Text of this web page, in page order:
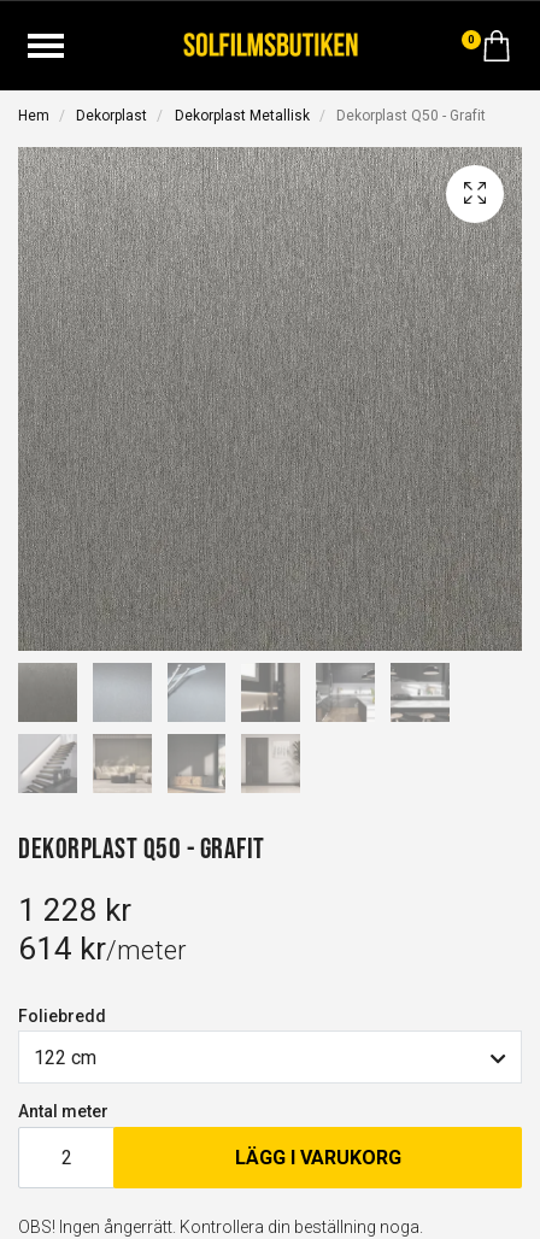
0
Hem Dekorplast Dekorplast Metallisk Dekorplast Q50 - Grafit
Dekorplast Q50 - Grafit
1 228 kr
614 kr/meter
Foliebredd
122 cm
Antal meter
LÄGG I VARUKORG
OBS! Ingen ångerrätt. Kontrollera din beställning noga.